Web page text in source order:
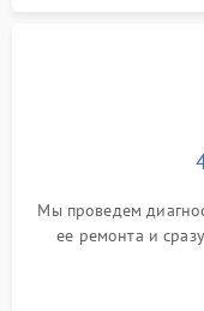
Мы проведем
ее ремонта и